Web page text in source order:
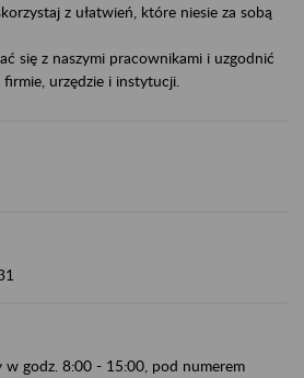
z ułatwień, które niesie za sobą
się z naszymi pracownikami i uzgodnić
urzędzie i instytucji.
w godz. 8:00 - 15:00, pod numerem